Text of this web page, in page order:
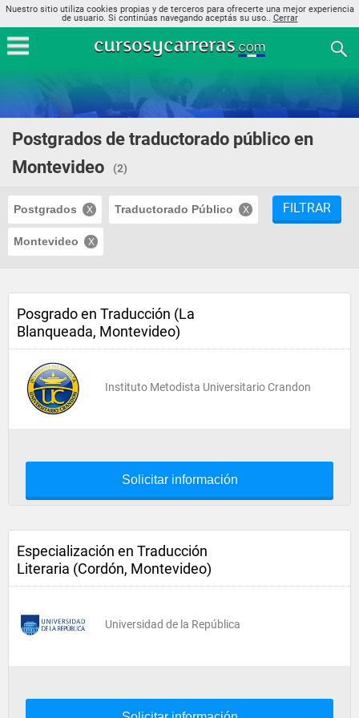
Nuestro sitio utiliza cookies propias y de terceros para ofrecerte una mejor experiencia
de usuario. Si continúas navegando aceptás su uso.. Cerrar
Postgrados de traductorado público en
Montevideo
(2)
Postgrados Traductorado Público
Montevideo
FILTRAR
Posgrado en Traducción (La
Blanqueada, Montevideo)
Instituto Metodista Universitario Crandon
Solicitar información
Especialización en Traducción
Literaria (Cordón, Montevideo)
Universidad de la República